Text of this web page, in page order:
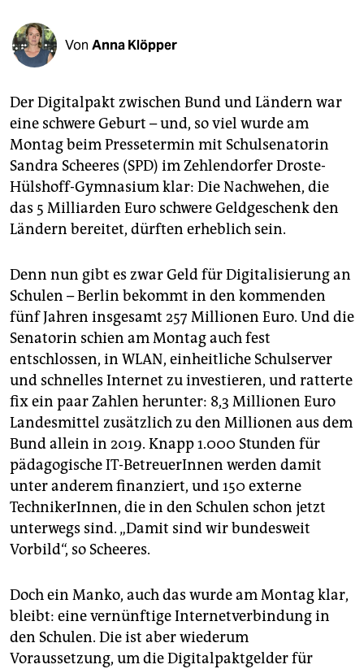
shop
fragen & hilfe
unterstützen
abo
genossenschaft
epaper login
Von Anna Klöpper
Der Digitalpakt zwischen Bund und Ländern war
eine schwere Geburt – und, so viel wurde am
Montag beim Pressetermin mit Schulsenatorin
Sandra Scheeres (SPD) im Zehlendorfer Droste-
Hülshoff-Gymnasium klar: Die Nachwehen, die
das 5 Milliarden Euro schwere Geldgeschenk den
Ländern bereitet, dürften erheblich sein.
Denn nun gibt es zwar Geld für Digitalisierung an
Schulen – Berlin bekommt in den kommenden
fünf Jahren insgesamt 257 Millionen Euro. Und die
Senatorin schien am Montag auch fest
entschlossen, in WLAN, einheitliche Schulserver
und schnelles Internet zu investieren, und ratterte
fix ein paar Zahlen herunter: 8,3 Millionen Euro
Landesmittel zusätzlich zu den Millionen aus dem
Bund allein in 2019. Knapp 1.000 Stunden für
pädagogische IT-BetreuerInnen werden damit
unter anderem finanziert, und 150 externe
TechnikerInnen, die in den Schulen schon jetzt
unterwegs sind. „Damit sind wir bundesweit
Vorbild“, so Scheeres.
Doch ein Manko, auch das wurde am Montag klar,
bleibt: eine vernünftige Internetverbindung in
den Schulen. Die ist aber wiederum
Voraussetzung, um die Digitalpaktgelder für